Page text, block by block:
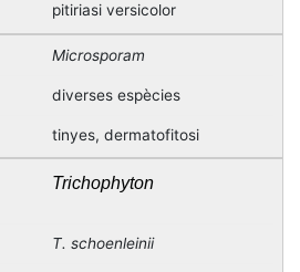
pitiriasi versicolor
Microsporam
diverses espècies
tinyes, dermatofitosi
Trichophyton
T. schoenleinii